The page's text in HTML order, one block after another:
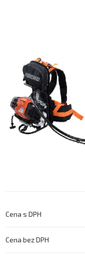
Cena s DPH
Cena bez DPH